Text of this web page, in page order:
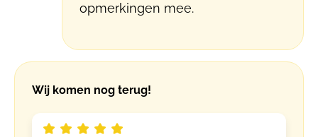
opmerkingen mee.
Wij komen nog terug!